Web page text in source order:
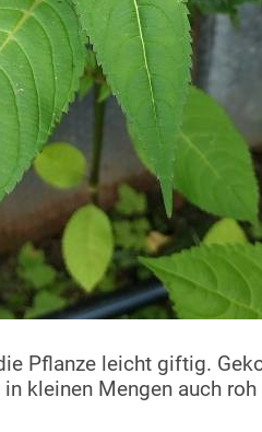
Pflanze leicht giftig.
kleinen Mengen auch